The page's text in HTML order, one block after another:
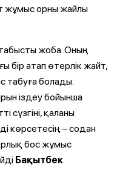
жұмыс орны жайлы
жоба. Оның
бір атап өтерлік жайт,
табуға болады.
іздеу бойынша
сүзгіні, қаланы
көрсетесің – содан
бос жұмыс
Бақытбек